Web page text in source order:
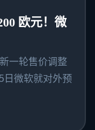
欧元！微
一轮售价调整
日微软就对外预